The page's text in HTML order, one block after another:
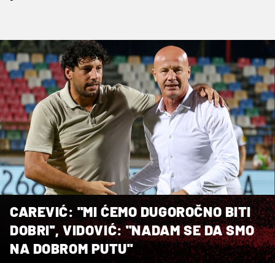
CAREVIĆ: ''MI ĆEMO DUGOROČNO BITI
DOBRI'', VIDOVIĆ: ''NADAM SE DA SMO
NA DOBROM PUTU''